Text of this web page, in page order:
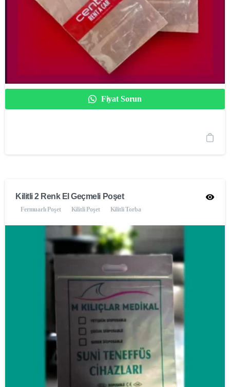
Fiyat Sorun
Kilitli 2 Renk El Geçmeli Poşet
Fermuarlı Poşet Kilitli Poşet Kilitli Torba